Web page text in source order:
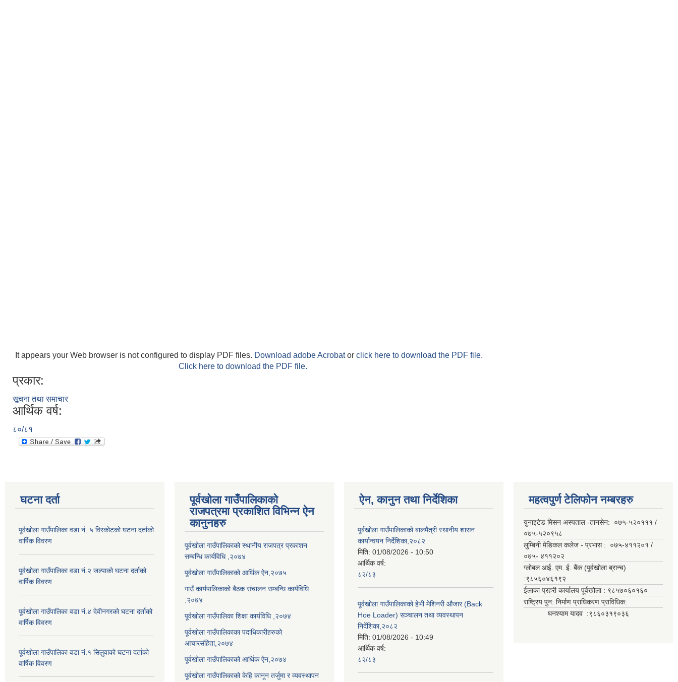
It appears your Web browser is not configured to display PDF files. Download adobe Acrobator click here to download the PDF file.
Click here to download the PDF file.
प्रकार:
सूचना तथा समाचार
आर्थिक वर्ष:
८०/८१
घटना दर्ता
पूर्वखोला गाउँपालिका वडा नं. ५ विरकोटको घटना दर्ताको
वार्षिक विवरण
पूर्वखोला गाउँपालिका वडा नं.२ जल्पाको घटना दर्ताको
वार्षिक विवरण
पूर्वखोला गाउँपालिका वडा नं.४ देवीनगरको घटना दर्ताको
वार्षिक विवरण
पूर्वखोला गाउँपालिका वडा नं.१ सिलुवाको घटना दर्ताको
वार्षिक विवरण
पूर्वखोला गाउँपालिकाको
राजपत्रमा प्रकाशित विभिन्न ऐन
कानुनहरु
पूर्वखोला गाउँपालिकाको स्थानीय राजपत्र प्रकाशन
सम्बन्धि कार्यविधि ,२०७४
पूर्वखोला गाउँपालिकाको आर्थिक ऐन,२०७५
गाउँ कार्यपालिकाको बैठक संचालन सम्बन्धि कार्यविधि
,२०७४
पूर्वखोला गाउँपालिका शिक्षा कार्यविधि ,२०७४
पूर्वखोला गाउँपालिकाका पदाधिकारीहरुको
आचारसंहिता,२०७४
पूर्वखोला गाउँपालिकाको आर्थिक ऐन,२०७४
पूर्वखोला गाउँपालिकाको केहि कानून तर्जुमा र व्यवस्थापन
ऐन, कानुन तथा निर्देशिका
पूर्बखोला गाउँपालिकाको बालमैत्री स्थानीय शासन
कार्यान्वयन निर्देशिका,२०८२
मिति: 01/08/2026 - 10:50
आर्थिक वर्ष:
८२/८३
पूर्वखोला गाउँपालिकाको हेभी मेशिनरी औजार (Back
Hoe Loader) सञ्चालन तथा व्यवस्थापन
निर्देशिका,२०८२
मिति: 01/08/2026 - 10:49
आर्थिक वर्ष:
८२/८३
महत्वपुर्ण टेलिफोन नम्बरहरु
युनाइटेड मिसन अस्पताल -तानसेन: ०७५-५२०१११ /
०७५-५२०९५८
लुम्बिनी मेडिकल कलेज - प्रभास : ०७५-४११२०१ /
०७५- ४११२०२
ग्लोबल आई. एम. ई. बैंक (पूर्वखोला ब्रान्च)
:९८५६०४६१९२
ईलाका प्रहरी कार्यालय पूर्वखोला : ९८५७०६०१६०
राष्ट्रिय पुन: निर्माण प्राधिकरण प्राविधिक:
घनश्याम यादव :९८६०३१९०३६